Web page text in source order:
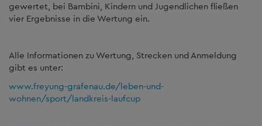
gewertet, bei Bambini, Kindern und Jugendlichen fließen
vier Ergebnisse in die Wertung ein.
Alle Informationen zu Wertung, Strecken und Anmeldung
gibt es unter:
www.freyung-grafenau.de/leben-und-
wohnen/sport/landkreis-laufcup